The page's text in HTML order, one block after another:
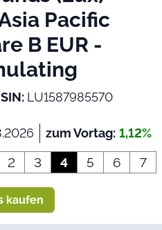
Pacific
B EUR -
LU1587985570
zum Vortag: 1,12%
2 3 4 5 6 7
kaufen